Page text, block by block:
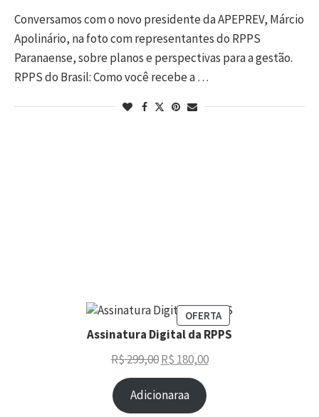
Conversamos com o novo presidente da APEPREV, Márcio
Apolinário, na foto com representantes do RPPS
Paranaense, sobre planos e perspectivas para a gestão.
RPPS do Brasil: Como você recebe a …
OFERTA
Assinatura Digital da RPPS
R$299,00 R$ 180,00
Adicionaraa